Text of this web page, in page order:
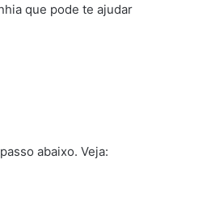
que pode te ajudar
abaixo. Veja: